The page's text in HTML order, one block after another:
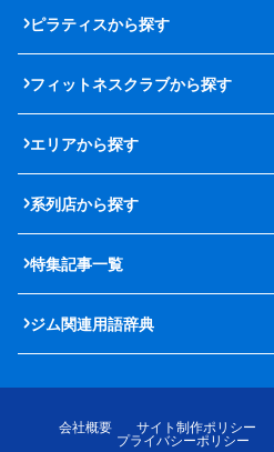
ピラティスから探す
フィットネスクラブから探す
エリアから探す
系列店から探す
特集記事一覧
ジム関連用語辞典
会社概要 サイト制作ポリシー
プライバシーポリシー